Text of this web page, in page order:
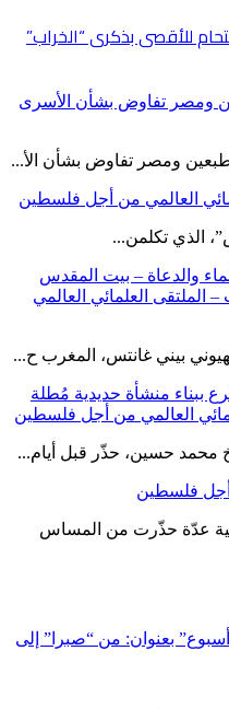
للأقصى بذكرى “الخراب”
ومصر تفاوض بشأن الأسرى
ومصر تفاوض بشأن الأ...
العالمي من أجل فلسطين
الذي تكلمن...
والدعاة – بيت المقدس
الملتقى العلمائي العالمي
بيني غانتس، المغرب ح...
ببناء منشأة حديدية مُطلة
العالمي من أجل فلسطين
محمد حسين، حذّر قبل أيام...
أجل فلسطين
عدّة حذّرت من المساس
أسبوع” بعنوان: من “صبرا” إلى